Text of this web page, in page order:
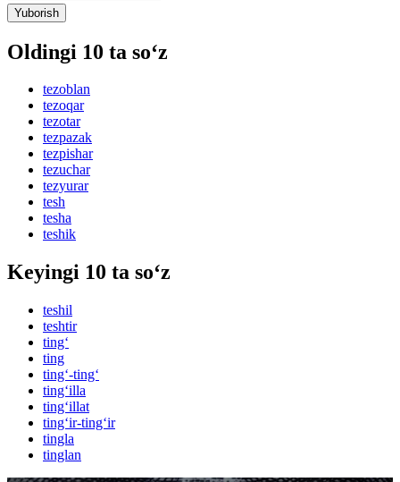
Yuborish
Oldingi 10 ta so‘z
tezoblan
tezoqar
tezotar
tezpazak
tezpishar
tezuchar
tezyurar
tesh
tesha
teshik
Keyingi 10 ta so‘z
teshil
teshtir
ting‘
ting
ting‘-ting‘
ting‘illa
ting‘illat
ting‘ir-ting‘ir
tingla
tinglan